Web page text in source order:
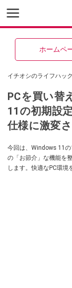
ホームペ
イチオシのライフハック
PCを買い替
11の初期設
仕様に激変
今回は、Windows 11
の「お節介」な機能を
します。快適なPC環境